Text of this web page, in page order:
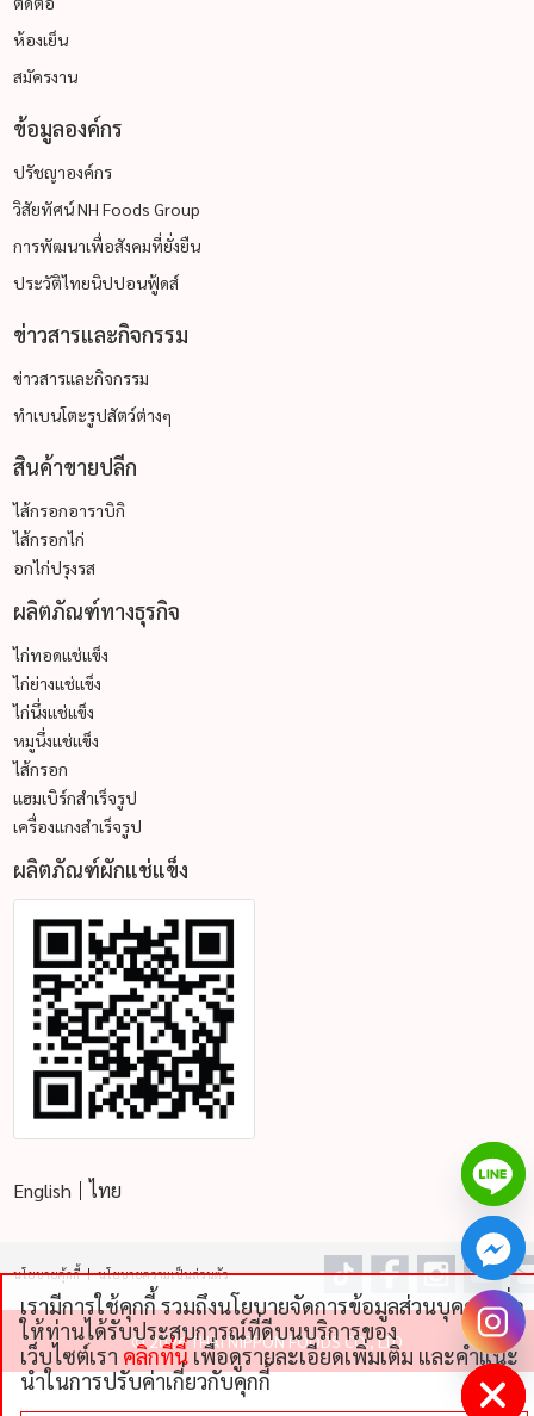
หลายสไตล์ไทยนิปปอนฟู้ดส์
ไส้กรอกอาราบิกิ
ไส้กรอกไก่
ไส้กรอกรมควัน
ไอเดียเมนูเด็ดจากไส้กรอก: อร่อยง่ายๆ ได้ทุก
มื้อ
มื้อเช้าเร่งด่วน: ไข่กระทะทรงเครื่อง ขนมปังไส้กรอกชีส
ของว่างยามบ่าย: ยำไส้กรอก ไส้กรอกทอดกรอบ
เลือกสรรไส้กรอกคุณภาพ ตอบโจทย์ทุกความ
ไม่ว่าคุณจะมองหาไส้กรอกขายส่ง ไส้กรอกราคาส่ง หรือไส้กรอกอย่าง
ดี สำหรับร้านอาหารหรือครอบครัว ไทยนิปปอนฟู้ดส์มีครบทุก
ประเภท ทั้งไส้กรอกแพ็คละรสต่าง ๆ จากไส้กรอกยี่ห้อ NH Foods
เชิญเลือกชมสินค้าของเราด้านล่าง หรือติดต่อเราเพื่อสอบถาม
บริการขายส่งไส้กรอก และ OEM ได้เลย
คำถามที่พบบ่อยเกี่ยวกับไส้กรอก
วิธีเก็บรักษาไส้กรอกที่ถูกต้องทำอย่างไร?
A:หากยังไม่เปิดบรรจุภัณฑ์ ให้เก็บในช่องแช่แข็งตามวันหมดอายุ
บนซอง แต่ถ้าเปิดแล้ว ควรนำไส้กรอกใส่กล่องที่มีฝาปิดสนิทหรือถุง
ซิปล็อก เก็บในตู้เย็นช่องธรรมดาและทานให้หมดภายใน 3-4 วัน
เพื่อรักษาคุณภาพและรสชาติที่ดีที่สุด
สามารถนำไส้กรอกแช่แข็งไปทอดหรือย่างได้เลย
หรือไม่?
ไม่แนะนำครับ เพราะจะทำให้ไส้กรอกสุกไม่ทั่วถึง ข้างนอกอาจจะ
ไหม้แต่ข้างในยังเย็นและแฉะ วิธีที่ดีที่สุดคือการนำไส้กรอกมา
ละลายน้ำแข็งในตู้เย็นช่องธรรมดาข้ามคืนก่อนนำไปปรุงอาหาร จะ
ทำให้ได้ไส้กรอกที่หนังกรอบและเนื้อฉ่ำอร่อยกว่า
ไส้กรอกของไทยนิปปอนฟู้ดส์แตกต่างจากยี่ห้ออื่น
อย่างไร?
เราให้ความสำคัญกับคุณภาพเป็นอันดับแรก โดยคัดสรรวัตถุดิบ
เนื้อหมูและเนื้อไก่คุณภาพดี ผลิตในโรงงานที่ได้มาตรฐานสากล
GMP และ HACCP ปรุงรสด้วยสูตรเฉพาะที่ลงตัว ทำให้ไส้กรอกของ
เรามีรสชาติอร่อย เนื้อแน่น และปลอดภัย มั่นใจได้ในทุกคำ
สนใจสั่งซื้อไส้กรอกราคาส่งสำหรับร้านอาหาร
ต้องทำอย่างไร?
A:สำหรับลูกค้าผู้ประกอบการร้านอาหาร โรงแรม หรือธุรกิจอื่นๆ ที่
สนใจสั่งซื้อสินค้าในราคาส่ง สามารถ ติดต่อฝ่ายขายของเราโดยตรง
ได้เลยครับ ทีมงานจะทำการสอบถามข้อมูลเกี่ยวกับธุรกิจของคุณ
และนำเสนอใบราคาสำหรับลูกค้าธุรกิจโดยเฉพาะ
ห้องเย็น
สมัครงาน
ข้อมูลองค์กร
ปรัชญาองค์กร
วิสัยทัศน์ NH Foods Group
การพัฒนาเพื่อสังคมที่ยั่งยืน
ประวัติไทยนิปปอนฟู้ดส์
ข่าวสารและกิจกรรม
ข่าวสารและกิจกรรม
ทำเบนโตะรูปสัตว์ต่างๆ
สินค้าขายปลีก
ไส้กรอกอาราบิกิ
ไส้กรอกไก่
อกไก่ปรุงรส
ผลิตภัณฑ์ทางธุรกิจ
ไก่ทอดแช่แข็ง
ไก่ย่างแช่แข็ง
ไก่นึ่งแช่แข็ง
หมูนึ่งแช่แข็ง
ไส้กรอก
แฮมเบิร์กสำเร็จรูป
เครื่องแกงสำเร็จรูป
ผลิตภัณฑ์ผักแช่แข็ง
English ไทย
นโยบายคุ้กกี้ นโยบายความเป็นส่วนตัว
©2026 THAI NIPPON FOODS CO., LTD
เรามีการใช้คุกกี้ รวมถึงนโยบายจัดการข้อมูลส่วนบุคคลเพื่อ
ให้ท่านได้รับประสบการณ์ที่ดีบนบริการของ
เว็บไซต์เรา คลิกที่นี่ เพื่อดูรายละเอียดเพิ่มเติม และคําแนะ
นําในการปรับค่าเกี่ยวกับคุกกี้
Hide
chaty